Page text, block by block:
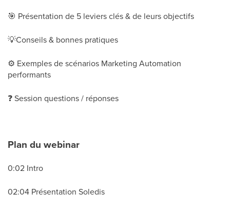
🎯 Présentation de 5 leviers clés & de leurs objectifs
💡Conseils & bonnes pratiques
⚙️ Exemples de scénarios Marketing Automation
performants
❓ Session questions / réponses
Plan du webinar
0:02 Intro
02:04 Présentation Soledis